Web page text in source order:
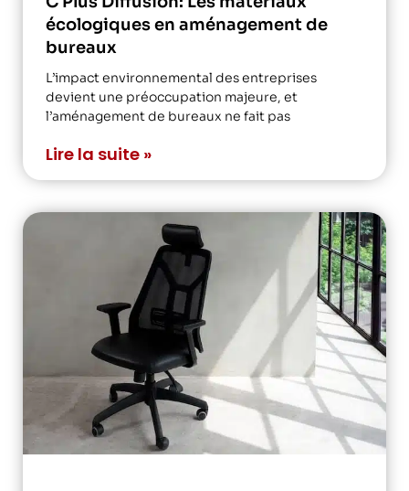
écologiques en aménagement de
bureaux
L’impact environnemental des entreprises
devient une préoccupation majeure, et
l’aménagement de bureaux ne fait pas
Lire la suite »